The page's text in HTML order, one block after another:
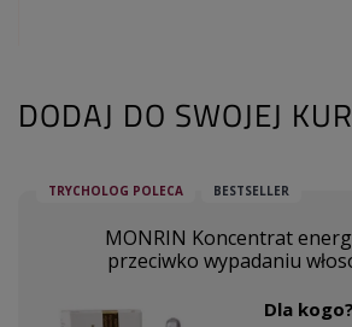
DODAJ DO SWOJEJ
TRYCHOLOG POLECA BESTSELLER
MONRIN Koncentrat
przeciwko wypadaniu
Dla kogo?